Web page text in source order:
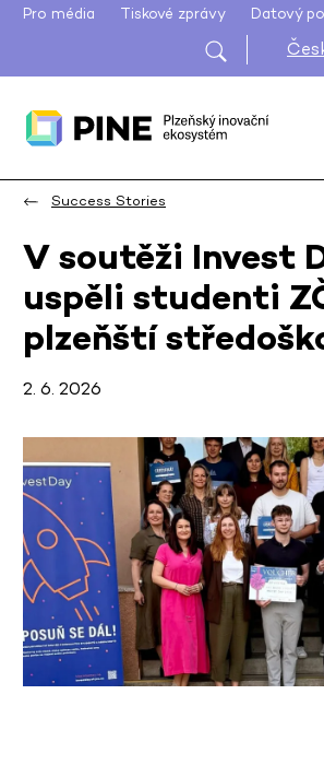
Pro média Tiskové zprávy Datový
Success Stories
V soutěži Invest
uspěli studenti
plzeňští
2. 6. 2026